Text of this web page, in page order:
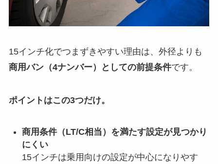
15インチ化でつまずきやすい理由は、外径よりも
商用バン（4ナンバー）としての前提条件です。
ポイントはこの3つだけ。
商用条件（LT/C相当）を満たす設定が見つかり
にくい
15インチは乗用向けの設定が中心になりやす